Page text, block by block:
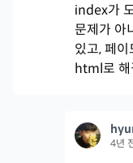
index가
문제가 아
있고, 페
html로 해
4년